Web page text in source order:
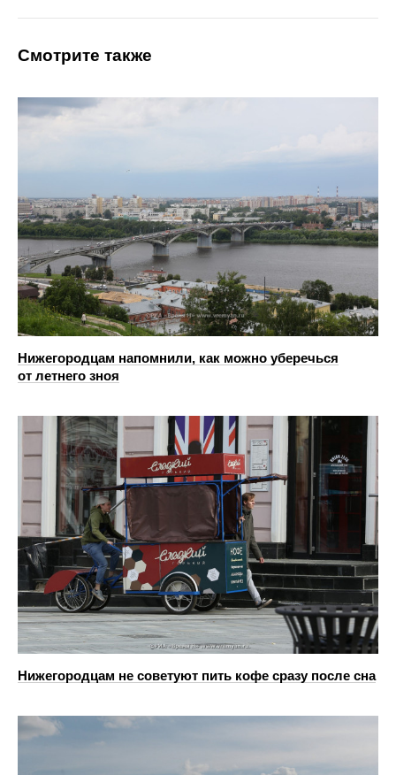
Смотрите также
Нижегородцам напомнили, как можно уберечься
от летнего зноя
Нижегородцам не советуют пить кофе сразу после сна